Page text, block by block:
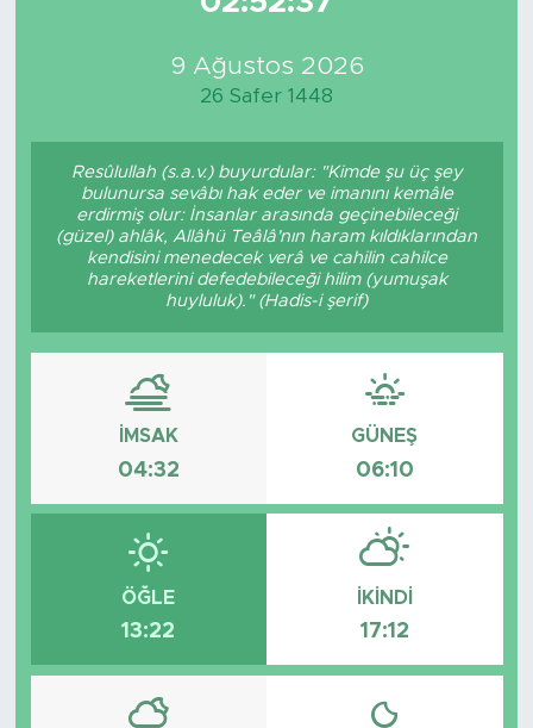
9 Ağustos 2026
26 Safer 1448
Resûlullah (s.a.v.) buyurdular: "Kimde şu üç şey
bulunursa sevâbı hak eder ve imanını kemâle
erdirmiş olur: İnsanlar arasında geçinebileceği
(güzel) ahlâk, Allâhü Teâlâ'nın haram kıldıklarından
kendisini menedecek verâ ve cahilin cahilce
hareketlerini defedebileceği hilim (yumuşak
huyluluk)." (Hadis-i şerif)
İMSAK
04:32
GÜNEŞ
06:10
ÖĞLE
13:22
İKINDI
17:12